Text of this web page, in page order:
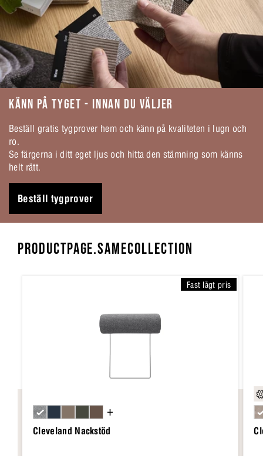
KÄNN PÅ TYGET - INNAN DU VÄLJER
Beställ gratis tygprover hem och känn på kvaliteten i lugn och
ro.
Se färgerna i ditt eget ljus och hitta den stämning som känns
helt rätt.
Beställ tygprover
PRODUCTPAGE.SAMECOLLECTION
Fast lågt pris
Cleveland Nackstöd
+